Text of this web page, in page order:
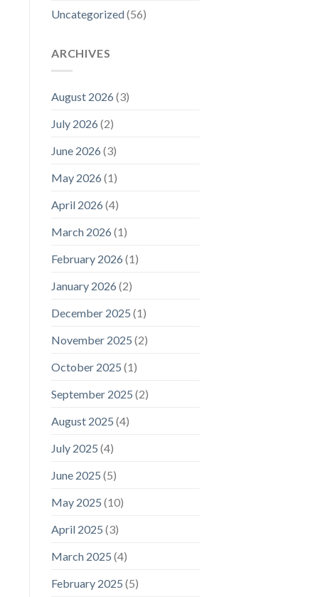
Uncategorized(56)
ARCHIVES
August 2026 (3)
July 2026 (2)
June 2026 (3)
May 2026 (1)
April 2026 (4)
March 2026 (1)
February 2026 (1)
January 2026 (2)
December 2025 (1)
November 2025 (2)
October 2025 (1)
September 2025 (2)
August 2025 (4)
July 2025 (4)
June 2025 (5)
May 2025 (10)
April 2025 (3)
March 2025 (4)
February 2025 (5)